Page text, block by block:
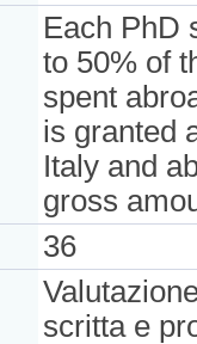
Each PhD
to 50% of
spent
is granted
Italy and
gross
36
scritta e